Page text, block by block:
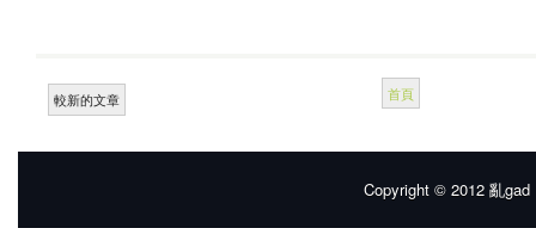
較新的文章 首頁
Copyright © 2012 亂gad